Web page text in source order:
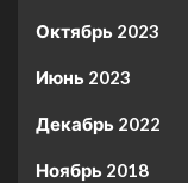
Октябрь 2023
Июнь 2023
Декабрь 2022
Ноябрь 2018